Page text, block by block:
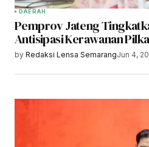
DAERAH
Pemprov Jateng
Antisipasi Kerawanan
by Redaksi Lensa SemarangJun 4,